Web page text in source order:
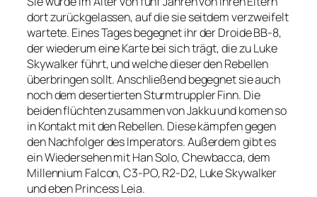
dort zurückgelassen, auf die sie seitdem verzweifelt
wartete. Eines Tages begegnet ihr der Droide BB-8,
der wiederum eine Karte bei sich trägt, die zu Luke
Skywalker führt, und welche dieser den Rebellen
überbringen sollt. Anschließend begegnet sie auch
noch dem desertierten Sturmtruppler Finn. Die
beiden flüchten zusammen von Jakku und komen so
in Kontakt mit den Rebellen. Diese kämpfen gegen
den Nachfolger des Imperators. Außerdem gibt es
ein Wiedersehen mit Han Solo, Chewbacca, dem
Millennium Falcon, C3-PO, R2-D2, Luke Skywalker
und eben Princess Leia.